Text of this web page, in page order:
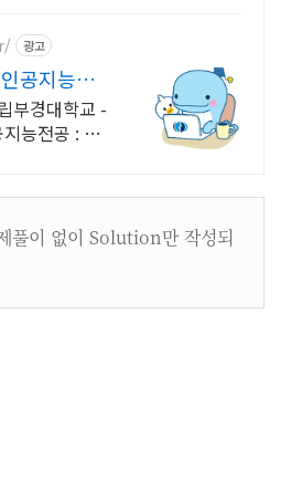
광고
공지능학
부경대학교 -
능전공 : 과
풀이 없이 Solution만 작성되